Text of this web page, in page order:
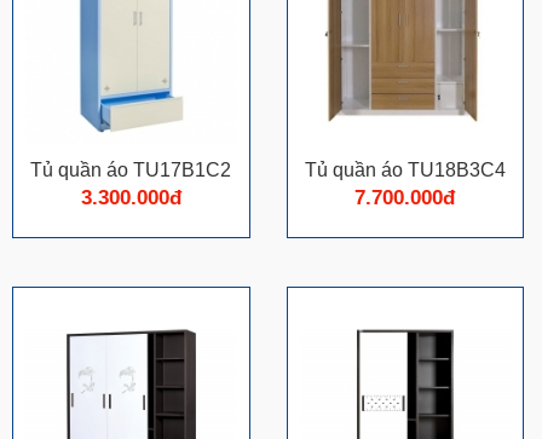
Tủ quần áo TU17B1C2
3.300.000đ
Tủ quần á​o TU18B3C4
7.700.000đ